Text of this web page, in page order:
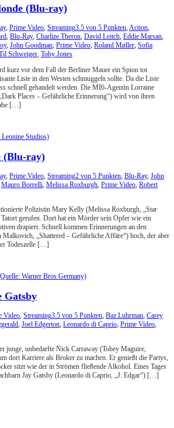
(Blu-ray)
, Prime Video, Streaming3.5 von 5 Punkten,Action,
, Blu-Ray, Charlize Theron, David Leitch, Eddie Marsan,
, John Goodman, Prime Video, Roland Møller, Sofia
Schweiger, Toby Jones
kurz vor dem Fall der Berliner Mauer ein Spion tot
Liste in den Westen schmuggeln sollte. Da die Liste
schnell gehandelt werden. Die MI6-Agentin Lorraine
Places – Gefährliche Erinnerung“) wird von ihren
[…]
(Blu-ray)
, Prime Video, Streaming2 von 5 Punkten, Blu-Ray, John
Mauro Borrelli, Melissa Roxburgh, Prime Video, Robert
Polizistin Mary Kelly (Melissa Roxburgh, „Star
gerufen. Dort hat ein Mörder sein Opfer wie ein
drapiert. Schnell kommen Erinnerungen an den
„Shattered – Gefährliche Affäre“) hoch, der aber
Todeszelle […]
Gatsby
Video, Streaming3.5 von 5 Punkten, Baz Luhrman, Carey
, Joel Edgerton, Leonardo di Caprio, Prime Video,
junge, unbedarfte Nick Carraway (Tobey Maguire,
dort Karriere als Broker zu machen. Er genießt die Partys,
sitzt wie der in Strömen fließende Alkohol. Eines Tages
Jay Gatsby (Leonardo di Caprio, „J. Edgar“) […]